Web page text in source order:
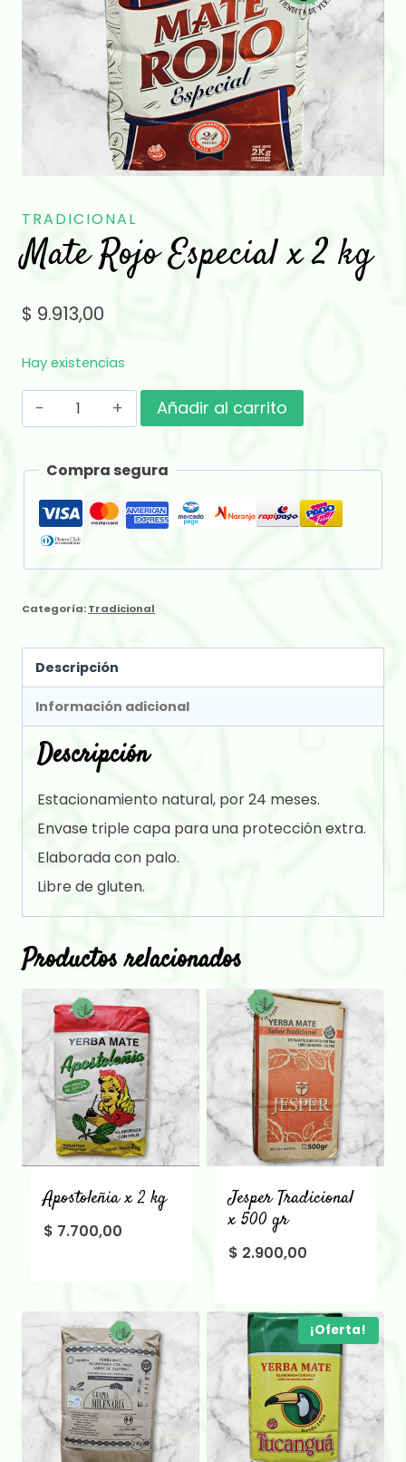
TRADICIONAL
Mate Rojo Especial x 2 kg
$ 9.913,00
Hay existencias
Mate
Rojo
Especial
2
kg
Añadir al carrito
Compra segura
Categoría:Tradicional
Descripción
Información adicional
Descripción
Estacionamiento natural, por 24 meses.
Envase triple capa para una protección extra.
Elaborada con palo.
Libre de gluten.
Productos relacionados
Apostoleñia x 2 kg
$ 7.700,00
Jesper Tradicional
x 500 gr
$ 2.900,00
¡Oferta!